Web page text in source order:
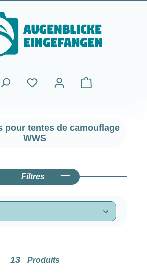
Le panier
pour tentes de camouflage
WWS
Filtres
13 Produits